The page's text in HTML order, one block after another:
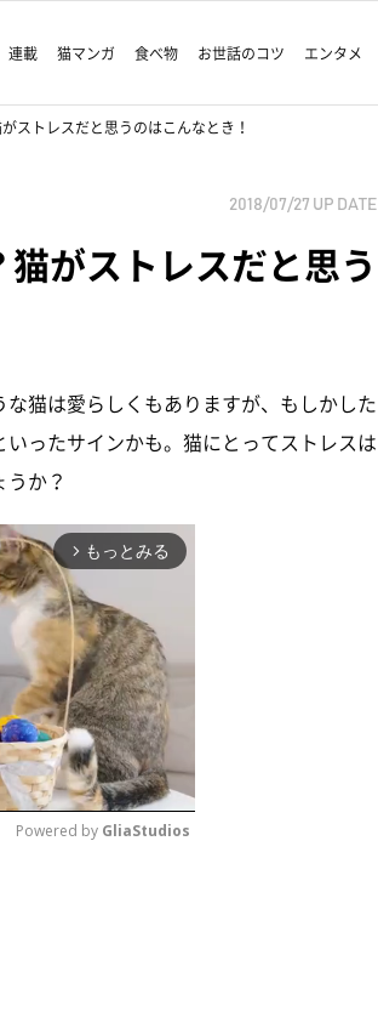
連載 猫マンガ 食べ物 お世話のコツ エンタメ
ストレスだと思うのはこんなとき！
2018/07/27 UP DATE
がストレスだと思う
猫は愛らしくもありますが、もしかした
ったサインかも。猫にとってストレスは
か？
arrow_forward_ios もっとみる
Powered by GliaStudios